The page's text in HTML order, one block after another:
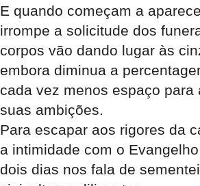
E quando começam a
irrompe a solicitude dos
corpos vão dando lugar às
embora diminua a
cada vez menos espaço para
suas ambições.
Para escapar aos rigores da
a intimidade com o
dois dias nos fala de